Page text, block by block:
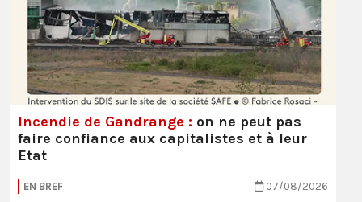
Incendie de Gandrange : on ne peut pas
faire confiance aux capitalistes et à leur
Etat
EN BREF 07/08/2026